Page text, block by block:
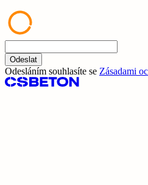
Odeslat
Odesláním souhlasíte se Zásadami